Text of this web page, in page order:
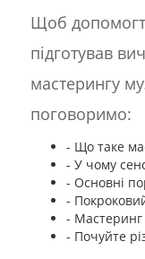
Щоб
підготував
мастерингу
поговоримо:
- Що таке
- У чому
- Основні
-
- Мастеринг
- Почуйте